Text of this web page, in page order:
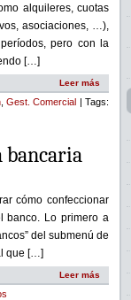
alquileres, cuotas
asociaciones, …),
pero con la
[…]
Leer más
, Gest. Comercial | Tags:
bancaria
cómo confeccionar
banco. Lo primero a
del submenú de
que […]
Leer más